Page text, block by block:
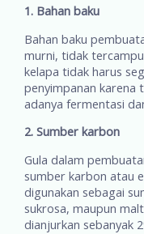
1. Bahan baku
Bahan baku
murni, tidak
kelapa tidak harus
penyimpanan karena
adanya fermentasi
2. Sumber karbon
Gula dalam
sumber karbon atau
digunakan sebagai
sukrosa, maupun
dianjurkan sebanyak